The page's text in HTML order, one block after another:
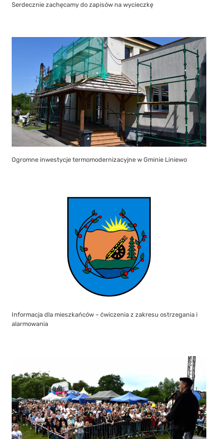
Serdecznie zachęcamy do zapisów na wycieczkę
Ogromne inwestycje termomodernizacyjne w Gminie Liniewo
Informacja dla mieszkańców – ćwiczenia z zakresu ostrzegania i
alarmowania